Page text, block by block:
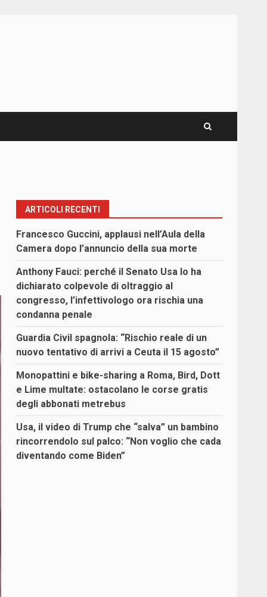
ARTICOLI RECENTI
Francesco Guccini, applausi nell’Aula della
Camera dopo l’annuncio della sua morte
Anthony Fauci: perché il Senato Usa lo ha
dichiarato colpevole di oltraggio al
congresso, l’infettivologo ora rischia una
condanna penale
Guardia Civil spagnola: “Rischio reale di un
nuovo tentativo di arrivi a Ceuta il 15 agosto”
Monopattini e bike-sharing a Roma, Bird, Dott
e Lime multate: ostacolano le corse gratis
degli abbonati metrebus
Usa, il video di Trump che “salva” un bambino
rincorrendolo sul palco: “Non voglio che cada
diventando come Biden”